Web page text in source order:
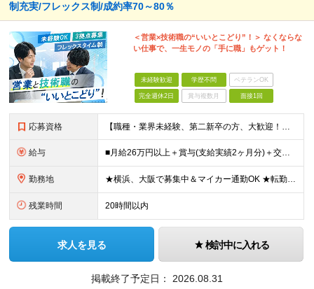
制充実/フレックス制/成約率70～80％
＜営業×技術職の“いいとこどり”！＞ なくならな
い仕事で、一生モノの「手に職」もゲット！
未経験歓迎 学歴不問 ベテランOK
完全週休2日 賞与複数月 面接1回
応募資格 【職種・業界未経験、第二新卒の方、大歓迎！】 ■未経験OK ■学歴不問 ■普通自動車免許をお持ちの方（AT限定可） ≪こんな方にピッタリです！≫ ・未経験から「手に職」をつけて将来の安心を手に入れた
給与 ■月給26万円以上＋賞与(支給実績2ヶ月分)＋交通費 ★6月からはチームインセンティブも新たに導入予定！ ※スキル・経験を考慮の上、決定いたします ※上記には見込み残業代2万円以上（24時間分）を含
勤務地 ★横浜、大阪で募集中＆マイカー通勤OK ★転勤はありません ★希望の勤務地に配属します 【本社】 神奈川県横浜市戸塚区矢部町65 イェルコローレビル1F 【大阪オフィス】 大阪府大阪市北区池田町2
残業時間 20時間以内
求人を見る 検討中に入れる
掲載終了予定日： 2026.08.31